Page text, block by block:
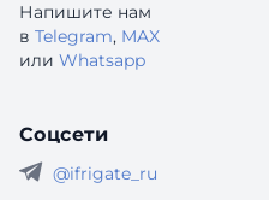
Напишите нам
в Telegram, MAX
или Whatsapp
Соцсети
@ifrigate_ru